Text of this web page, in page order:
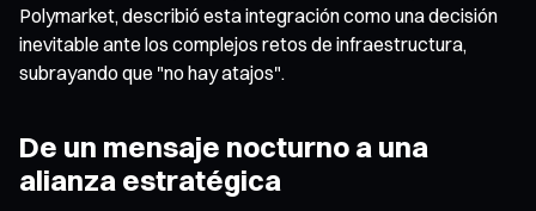
Polymarket, describió esta integración como una decisión
inevitable ante los complejos retos de infraestructura,
subrayando que "no hay atajos".
De un mensaje nocturno a una
alianza estratégica